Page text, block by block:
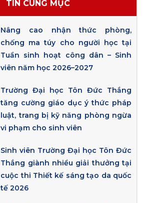
TIN CÙNG MỤC
Nâng cao nhận thức phòng,
chống ma túy cho người học tại
Tuần sinh hoạt công dân – Sinh
viên năm học 2026–2027
Trường Đại học Tôn Đức Thắng
tăng cường giáo dục ý thức pháp
luật, trang bị kỹ năng phòng ngừa
vi phạm cho sinh viên
Sinh viên Trường Đại học Tôn Đức
Thắng giành nhiều giải thưởng tại
cuộc thi Thiết kế sáng tạo da quốc
tế 2026